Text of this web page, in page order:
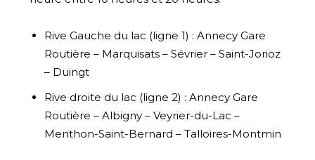
Rive Gauche du lac (ligne 1) : Annecy Gare
Routière – Marquisats – Sévrier – Saint-Jorioz
– Duingt
Rive droite du lac (ligne 2) : Annecy Gare
Routière – Albigny – Veyrier-du-Lac –
Menthon-Saint-Bernard – Talloires-Montmin